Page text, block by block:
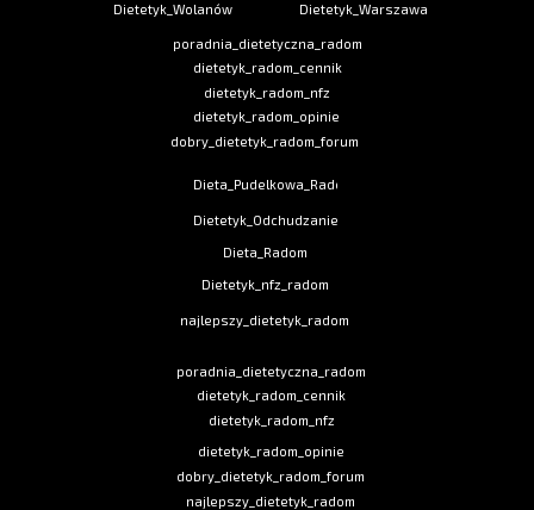
najlepszy_dietetyk_radom
dobry_dietetyk_radom_forum
dietetyk_radom_opinie
dietetyk_radom_nfz
dietetyk_radom_cennik
poradnia_dietetyczna_radom
najlepszy_dietetyk_radom
Dietetyk_Odchudzanie
Dietetyk_nfz_radom
Dieta_Pudelkowa_Radom
Dieta_Radom
dobry_dietetyk_radom_forum
dietetyk_radom_opinie
dietetyk_radom_nfz
dietetyk_radom_cennik
poradnia_dietetyczna_radom
Dietetyk_Warszawa
Dietetyk_Wolanów